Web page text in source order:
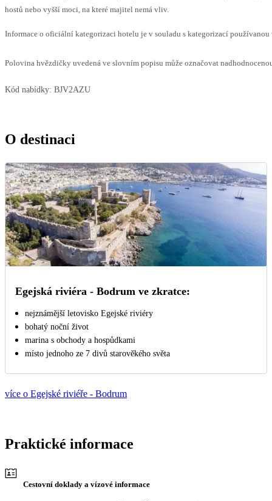
hostů nebo vyšší moci, na které majitel nemá vliv.
Informace o oficiální kategorizaci hotelu je v souladu s kategorizací
Polovina hvězdičky uvedená ve slovním popisu může označovat
Kód nabídky: BJV2AZU
O destinaci
Egejská riviéra - Bodrum ve zkratce:
nejznámější letovisko Egejské riviéry
bohatý noční život
marina s obchody a hospůdkami
místo jednoho ze 7 divů starověkého světa
více o Egejské riviéře - Bodrum
Praktické informace
Cestovní doklady a vízové informace